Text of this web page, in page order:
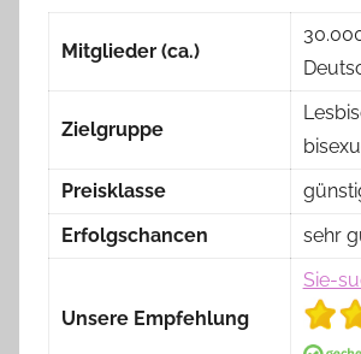
Mitglieder (ca.)
Zielgruppe
Preisklasse
Erfolgschancen
sehr
Unsere Empfehlung
Sie-